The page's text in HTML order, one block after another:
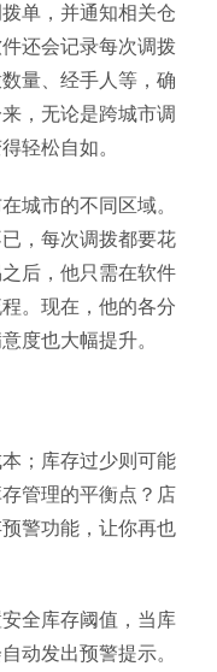
单，并通知相关仓
还会记录每次调拨
量、经手人等，确
，无论是跨城市调
轻松自如。
城市的不同区域。
，每次调拨都要花
后，他只需在软件
。现在，他的各分
度也大幅提升。
；库存过少则可能
管理的平衡点？店
警功能，让你再也
全库存阈值，当库
动发出预警提示。